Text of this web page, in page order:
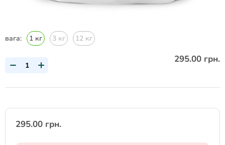
вага: 1 кг 3 кг 12 кг
295.00 грн.
295.00 грн.